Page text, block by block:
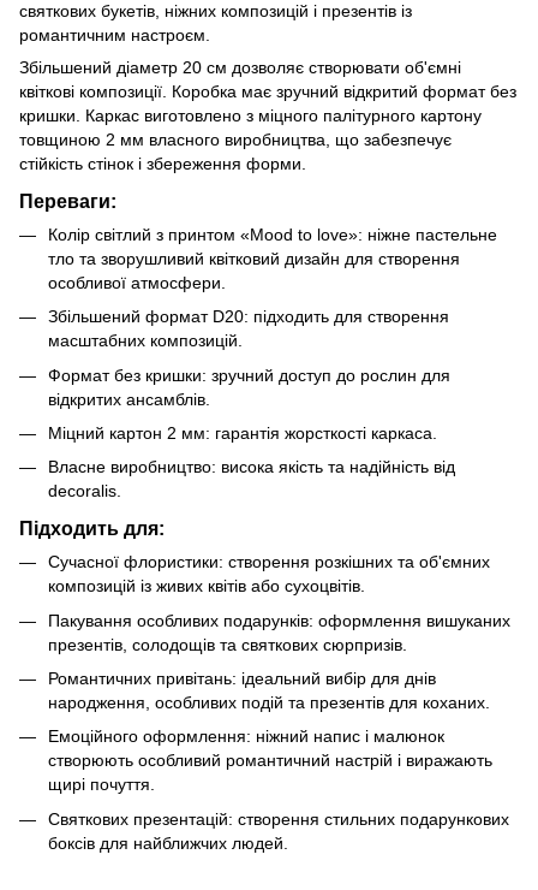
святкових букетів, ніжних композицій і презентів із
романтичним настроєм.
Збільшений діаметр 20 см дозволяє створювати об'ємні
квіткові композиції. Коробка має зручний відкритий формат без
кришки. Каркас виготовлено з міцного палітурного картону
товщиною 2 мм власного виробництва, що забезпечує
стійкість стінок і збереження форми.
Переваги:
Колір світлий з принтом «Mood to love»: ніжне пастельне
тло та зворушливий квітковий дизайн для створення
особливої атмосфери.
Збільшений формат D20: підходить для створення
масштабних композицій.
Формат без кришки: зручний доступ до рослин для
відкритих ансамблів.
Міцний картон 2 мм: гарантія жорсткості каркаса.
Власне виробництво: висока якість та надійність від
decoralis.
Підходить для:
Сучасної флористики: створення розкішних та об'ємних
композицій із живих квітів або сухоцвітів.
Пакування особливих подарунків: оформлення вишуканих
презентів, солодощів та святкових сюрпризів.
Романтичних привітань: ідеальний вибір для днів
народження, особливих подій та презентів для коханих.
Емоційного оформлення: ніжний напис і малюнок
створюють особливий романтичний настрій і виражають
щирі почуття.
Святкових презентацій: створення стильних подарункових
боксів для найближчих людей.